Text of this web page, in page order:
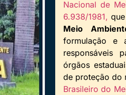
Nacional de
6.938/1981,
Meio
formulação e
responsáveis
órgãos
de proteção do
Brasileiro do